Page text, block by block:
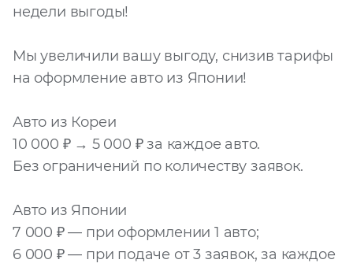
недели выгоды!
Мы увеличили вашу выгоду, снизив тарифы
на оформление авто из Японии!
Авто из Кореи
10 000 ₽ → 5 000 ₽ за каждое авто.
Без ограничений по количеству заявок.
Авто из Японии
7 000 ₽ — при оформлении 1 авто;
6 000 ₽ — при подаче от 3 заявок, за каждое
конфиденциальности
и наобработку моих
персональных
данных
Запросить расчёт